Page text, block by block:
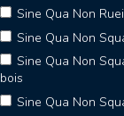
Sine Qua Non
Sine Qua Non
Sine Qua Non
bois
Sine Qua Non